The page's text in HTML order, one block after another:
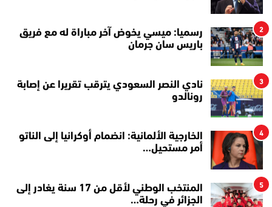
2
رسميا: ميسي يخوض آخر مباراة له مع فريق
باريس سان جرمان
3
نادي النصر السعودي يترقب تقريرا عن إصابة
رونالدو
4
الخارجية الألمانية: انضمام أوكرانيا إلى الناتو
أمر مستحيل…
5
المنتخب الوطني لأقل من 17 سنة يغادر إلى
الجزائر في رحلة…